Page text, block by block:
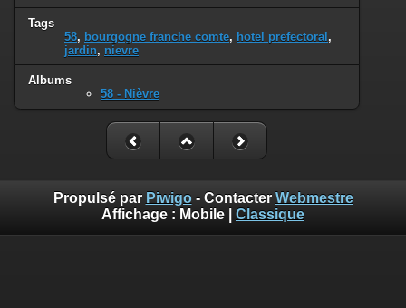
Tags
58, bourgogne franche comte, hotel prefectoral,
jardin, nievre
Albums
58 - Nièvre
Propulsé par Piwigo- Contacter Webmestre
Affichage : Mobile Classique